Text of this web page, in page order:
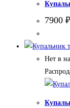
7900 ₽
Нет в